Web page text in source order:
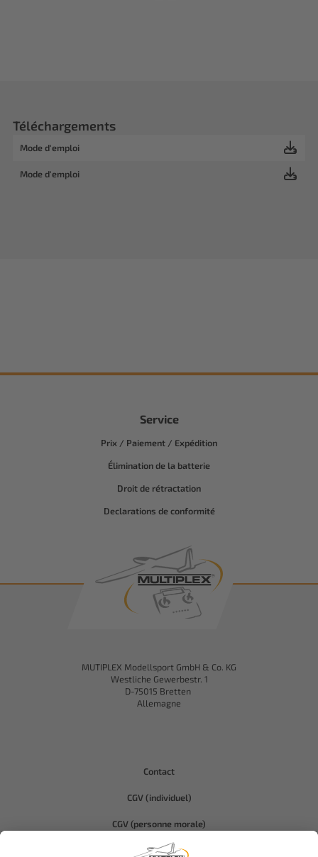
Téléchargements
Mode d'emploi
Mode d'emploi
Service
Prix / Paiement / Expédition
Élimination de la batterie
Droit de rétractation
Declarations de conformité
MUTIPLEX Modellsport GmbH & Co. KG
Westliche Gewerbestr. 1
D-75015 Bretten
Allemagne
Contact
CGV (individuel)
CGV (personne morale)
Protection des données